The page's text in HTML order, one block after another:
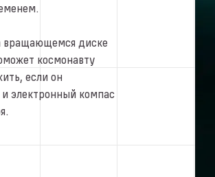
вращающемся диске
космонавту
если он
электронный компас